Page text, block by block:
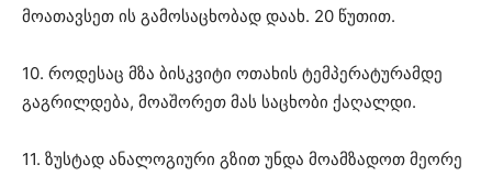
მოათავსეთ ის გამოსაცხობად დაახ. 20 წუთით.
10. როდესაც მზა ბისკვიტი ოთახის ტემპერატურამდე
გაგრილდება, მოაშორეთ მას საცხობი ქაღალდი.
11. ზუსტად ანალოგიური გზით უნდა მოამზადოთ მეორე